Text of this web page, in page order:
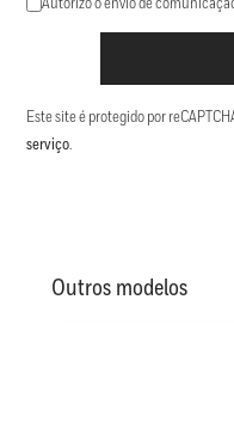
Autorizo o envio de
Este site é protegido por
serviço.
Outros modelos